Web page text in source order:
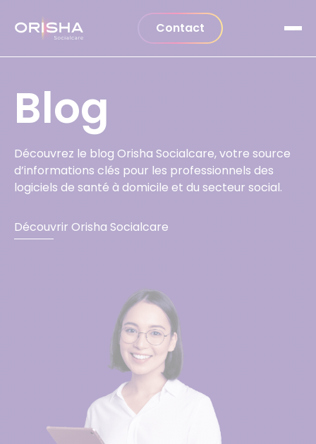
Contact
Blog
Découvrez le blog Orisha Socialcare, votre source
d’informations clés pour les professionnels des
logiciels de santé à domicile et du secteur social.
Découvrir Orisha Socialcare